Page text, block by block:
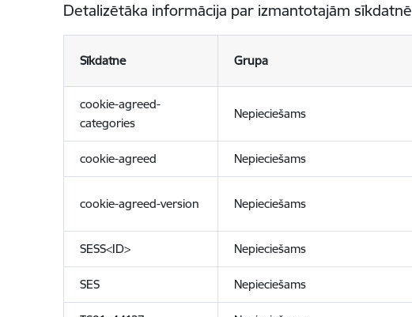
Detalizētāka informācija par izmantotajām
Sīkdatne Grupa
cookie-agreed-
categories
Nepieciešams
cookie-agreed Nepieciešams
cookie-agreed-version Nepieciešams
SESS<ID> Nepieciešams
SES Nepieciešams